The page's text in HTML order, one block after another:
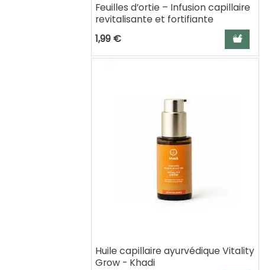
Feuilles d’ortie – Infusion capillaire
revitalisante et fortifiante
1,99 €
Ajouter
Huile capillaire ayurvédique Vitality
Grow - Khadi